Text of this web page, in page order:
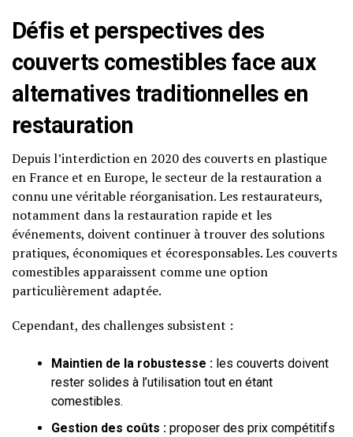
Défis et perspectives des
couverts comestibles face aux
alternatives traditionnelles en
restauration
Depuis l’interdiction en 2020 des couverts en plastique
en France et en Europe, le secteur de la restauration a
connu une véritable réorganisation. Les restaurateurs,
notamment dans la restauration rapide et les
événements, doivent continuer à trouver des solutions
pratiques, économiques et écoresponsables. Les couverts
comestibles apparaissent comme une option
particulièrement adaptée.
Cependant, des challenges subsistent :
Maintien de la robustesse : les couverts doivent
rester solides à l’utilisation tout en étant
comestibles.
Gestion des coûts : proposer des prix compétitifs